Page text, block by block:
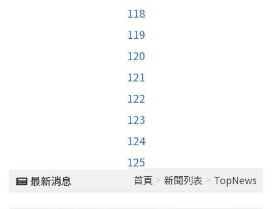
118
119
120
121
122
123
124
125
最新消息 首頁 > 新聞列表 > TopNews